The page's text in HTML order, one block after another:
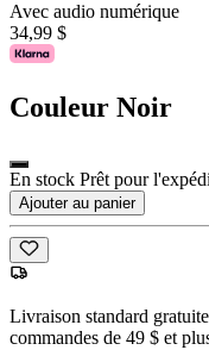
Avec audio numérique
34,99 $
Couleur Noir
En stock Prêt pour
Ajouter au panier
Livraison standard
commandes de 49 $ et